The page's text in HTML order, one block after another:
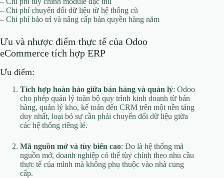
– Chi phí chuyển đổi dữ liệu từ hệ thống cũ
– Chi phí bảo trì và nâng cấp bản quyền hàng năm
Ưu và nhược điểm thực tế của Odoo
eCommerce tích hợp ERP
Ưu điểm:
Tích hợp hoàn hảo giữa bán hàng và quản lý: Odoo
cho phép quản lý toàn bộ quy trình kinh doanh từ bán
hàng, quản lý kho, kế toán đến CRM trên một nền tảng
duy nhất, loại bỏ sự cần phải chuyển đổi dữ liệu giữa
các hệ thống riêng lẻ.
Mã nguồn mở và tùy biến cao: Do là hệ thống mã
nguồn mở, doanh nghiệp có thể tùy chỉnh theo nhu cầu
thực tế của mình mà không phụ thuộc vào nhà cung
cấp.